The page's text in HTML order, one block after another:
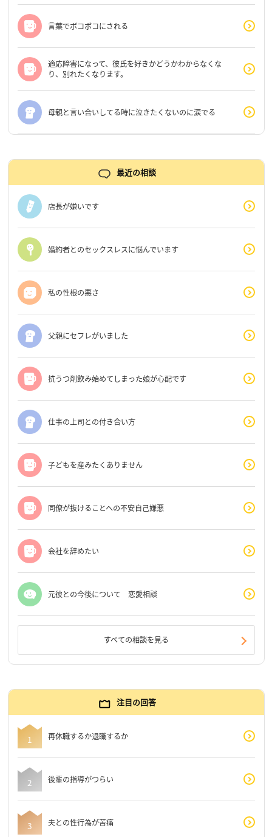
言葉でボコボコにされる
適応障害になって、彼氏を好きかどうかわからなくな
り、別れたくなります。
母親と言い合いしてる時に泣きたくないのに涙でる
最近の相談
店長が嫌いです
婚約者とのセックスレスに悩んでいます
私の性根の悪さ
父親にセフレがいました
抗うつ剤飲み始めてしまった娘が心配です
仕事の上司との付き合い方
子どもを産みたくありません
同僚が抜けることへの不安自己嫌悪
会社を辞めたい
元彼との今後について 恋愛相談
すべての相談を見る
注目の回答
再休職するか退職するか
後輩の指導がつらい
夫との性行為が苦痛